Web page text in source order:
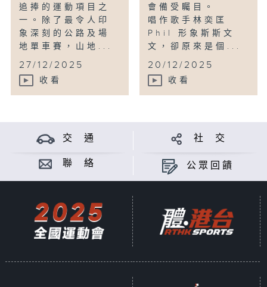
追捧的運動項目之
一。除了最令人印
象深刻的公路及場
地單車賽，山地...
27/12/2025
收看
會備受矚目。
唱作歌手林奕匡
Phil 形象斯斯文
文，卻原來是個...
20/12/2025
收看
交 通 社 交
聯 絡 公眾回饋